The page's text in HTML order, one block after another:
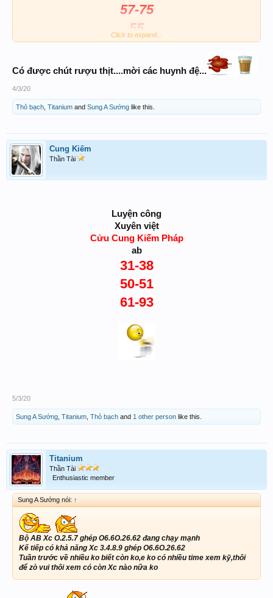
57-75
55
Click to expand...
Có được chút rượu thịt....mời các huynh đệ...
4/3/20
Thỏ bạch Titanium and Sung A Sướng like this.
Cung Kiếm
Thần Tài
Luyện công
Xuyên việt
Cửu Cung Kiếm Pháp
ab
31-38
50-51
61-93
5/3/20
Sung A Sướng Titanium Thỏ bạch and 1 other person like this.
Titanium
Thần Tài
Enthusiastic member
Sung A Sướng nói: ↑
Bộ AB Xc O.2.5.7 ghép O6.6O.26.62 đang chạy mạnh
Kế tiếp có khả năng Xc 3.4.8.9 ghép O6.6O.26.62
Tuần trước về nhiều ko biết còn ko,e ko có nhiều time xem kỹ,thôi
để zò vui thôi xem có còn Xc nào nữa ko